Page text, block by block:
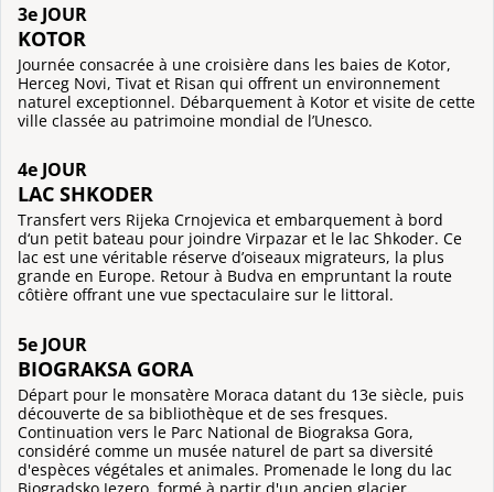
3e JOUR
KOTOR
Journée consacrée à une croisière dans les baies de Kotor,
Herceg Novi, Tivat et Risan qui offrent un environnement
naturel exceptionnel. Débarquement à Kotor et visite de cette
ville classée au patrimoine mondial de l’Unesco.
4e JOUR
LAC SHKODER
Transfert vers Rijeka Crnojevica et embarquement à bord
d‘un petit bateau pour joindre Virpazar et le lac Shkoder. Ce
lac est une véritable réserve d’oiseaux migrateurs, la plus
grande en Europe. Retour à Budva en empruntant la route
côtière offrant une vue spectaculaire sur le littoral.
5e JOUR
BIOGRAKSA GORA
Départ pour le monsatère Moraca datant du 13e siècle, puis
découverte de sa bibliothèque et de ses fresques.
Continuation vers le Parc National de Biograksa Gora,
considéré comme un musée naturel de part sa diversité
d'espèces végétales et animales. Promenade le long du lac